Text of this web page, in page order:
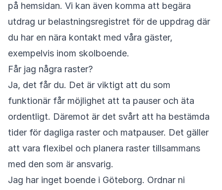
på hemsidan. Vi kan även komma att begära
utdrag ur belastningsregistret för de uppdrag där
du har en nära kontakt med våra gäster,
exempelvis inom skolboende.
Får jag några raster?
Ja, det får du. Det är viktigt att du som
funktionär får möjlighet att ta pauser och äta
ordentligt. Däremot är det svårt att ha bestämda
tider för dagliga raster och matpauser. Det gäller
att vara flexibel och planera raster tillsammans
med den som är ansvarig.
Jag har inget boende i Göteborg. Ordnar ni